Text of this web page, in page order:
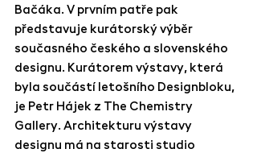
Bačáka. V prvním patře pak
představuje kurátorský výběr
současného českého a slovenského
designu. Kurátorem výstavy, která
byla součástí letošního Designbloku,
je Petr Hájek z The Chemistry
Gallery. Architekturu výstavy
designu má na starosti studio